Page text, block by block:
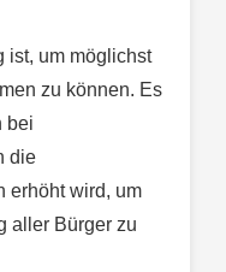
ist, um möglichst
zu können. Es
bei
die
erhöht wird, um
aller Bürger zu